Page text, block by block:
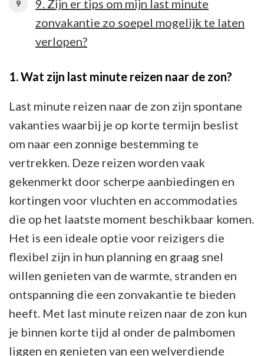
9. Zijn er tips om mijn last minute
zonvakantie zo soepel mogelijk te laten
verlopen?
1. Wat zijn last minute reizen naar de zon?
Last minute reizen naar de zon zijn spontane
vakanties waarbij je op korte termijn beslist
om naar een zonnige bestemming te
vertrekken. Deze reizen worden vaak
gekenmerkt door scherpe aanbiedingen en
kortingen voor vluchten en accommodaties
die op het laatste moment beschikbaar komen.
Het is een ideale optie voor reizigers die
flexibel zijn in hun planning en graag snel
willen genieten van de warmte, stranden en
ontspanning die een zonvakantie te bieden
heeft. Met last minute reizen naar de zon kun
je binnen korte tijd al onder de palmbomen
liggen en genieten van een welverdiende